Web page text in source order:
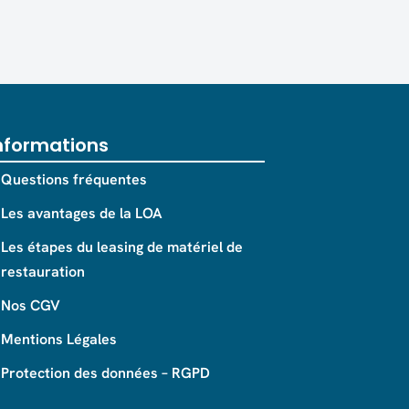
Questions fréquentes
Les avantages de la LOA
Les étapes du leasing de matériel de
restauration
Nos CGV
Mentions Légales
Protection des données – RGPD